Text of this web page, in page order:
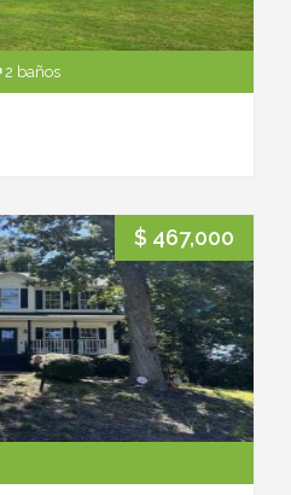
2 baños
$ 467,000